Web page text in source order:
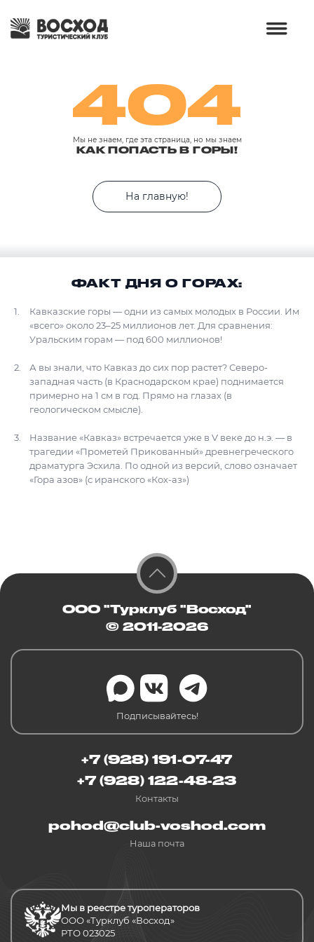
404
Мы не знаем, где эта страница, но мы знаем
КАК ПОПАСТЬ В ГОРЫ!
На главную!
ФАКТ ДНЯ О ГОРАХ:
Кавказские горы — одни из самых молодых в России. Им
«всего» около 23–25 миллионов лет. Для сравнения:
Уральским горам — под 600 миллионов!
А вы знали, что Кавказ до сих пор растет? Северо-
западная часть (в Краснодарском крае) поднимается
примерно на 1 см в год. Прямо на глазах (в
геологическом смысле).
Название «Кавказ» встречается уже в V веке до н.э. — в
трагедии «Прометей Прикованный» древнегреческого
драматурга Эсхила. По одной из версий, слово означает
«Гора азов» (с иранского «Кох-аз»)
ООО "Турклуб "Восход"
© 2011-2026
Подписывайтесь!
+7 (928) 191-07-47
+7 (928) 122-48-23
Контакты
pohod@club-voshod.com
Наша почта
Мы в реестре туроператоров
ООО «Турклуб «Восход»
РТО 023025